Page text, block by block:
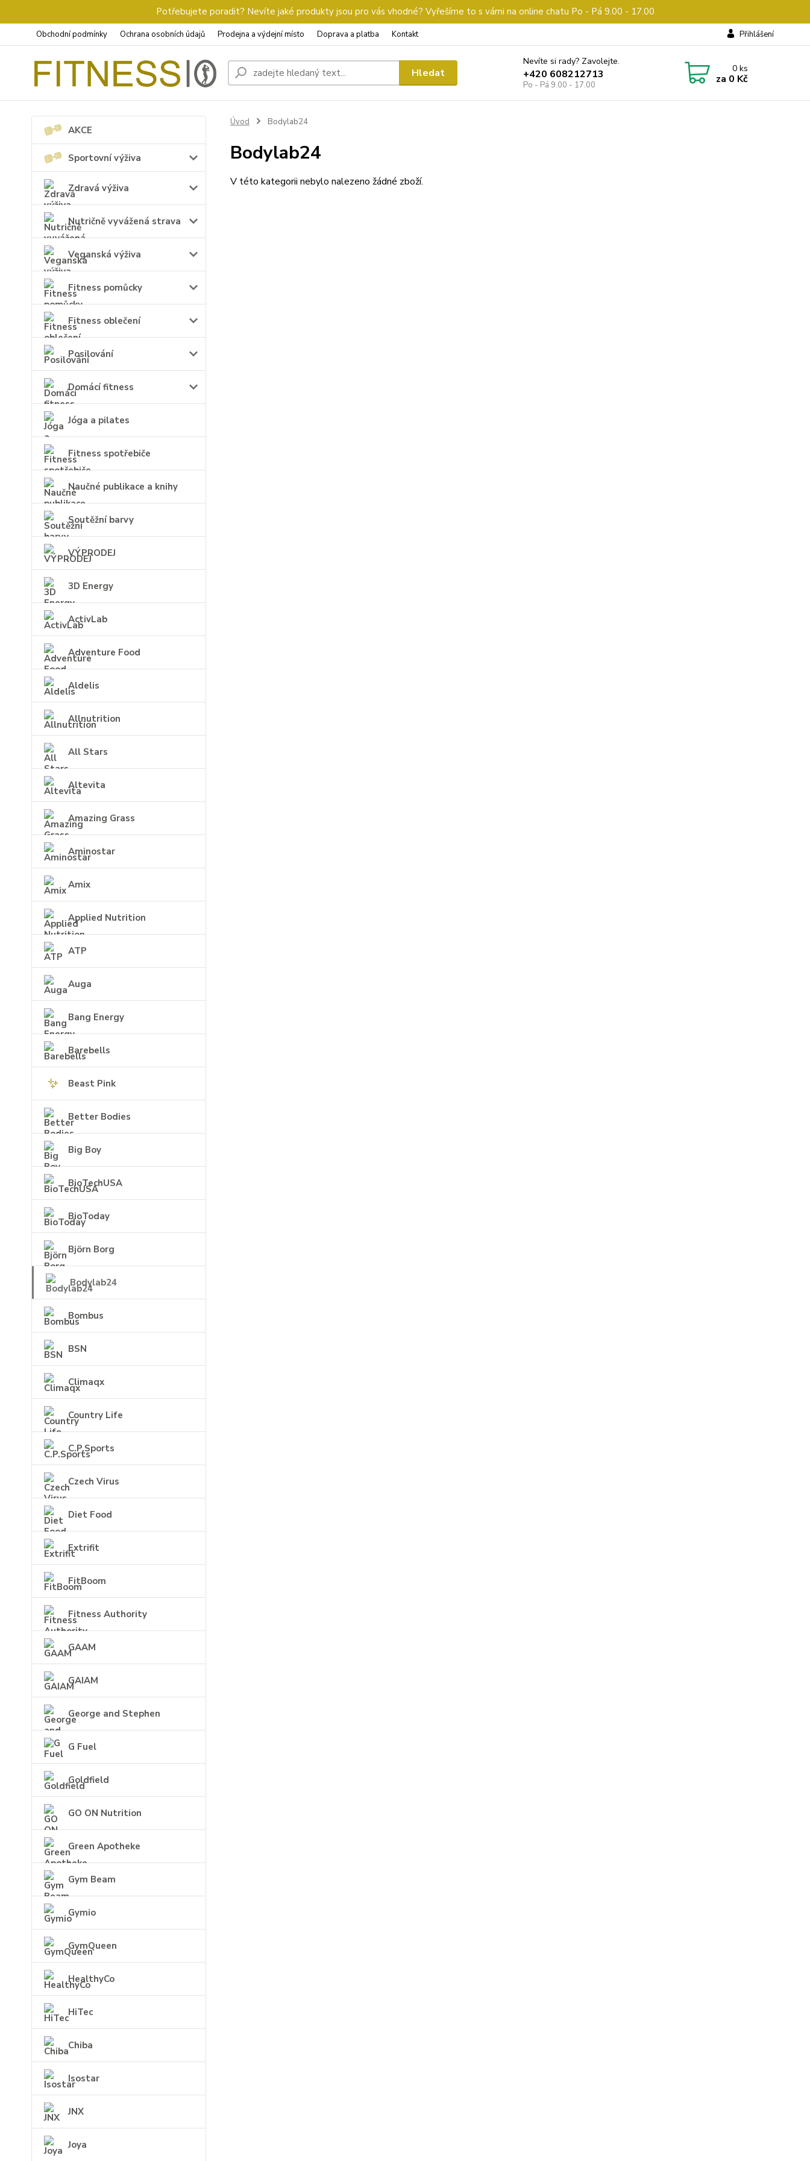
Potřebujete poradit? Nevíte jaké produkty jsou pro vás vhodné? Vyřešíme to s vámi na online chatu Po - Pá 9.00 - 17.00
Obchodní podmínky Ochrana osobních údajů Prodejna a výdejní místo Doprava a platba Kontakt Přihlášení
Hledat
Nevíte si rady? Zavolejte.
+420 608212713
Po - Pá 9.00 - 17.00
0ks
za 0 Kč
AKCE
Sportovní výživa
Zdravá výživa
Nutričně vyvážená strava
Veganská výživa
Fitness pomůcky
Fitness oblečení
Posilování
Domácí fitness
Jóga a pilates
Fitness spotřebiče
Naučné publikace a knihy
Soutěžní barvy
VÝPRODEJ
3D Energy
ActivLab
Adventure Food
Aldelis
Allnutrition
All Stars
Altevita
Amazing Grass
Aminostar
Amix
Applied Nutrition
ATP
Auga
Bang Energy
Barebells
Beast Pink
Better Bodies
Big Boy
BioTechUSA
BioToday
Björn Borg
Bodylab24
Bombus
BSN
Climaqx
Country Life
C.P.Sports
Czech Virus
Diet Food
Extrifit
FitBoom
Fitness Authority
GAAM
GAIAM
George and Stephen
G Fuel
Goldfield
GO ON Nutrition
Green Apotheke
Gym Beam
Gymio
GymQueen
HealthyCo
HiTec
Chiba
Isostar
JNX
Joya
Úvod Bodylab24
Bodylab24
V této kategorii nebylo nalezeno žádné zboží.